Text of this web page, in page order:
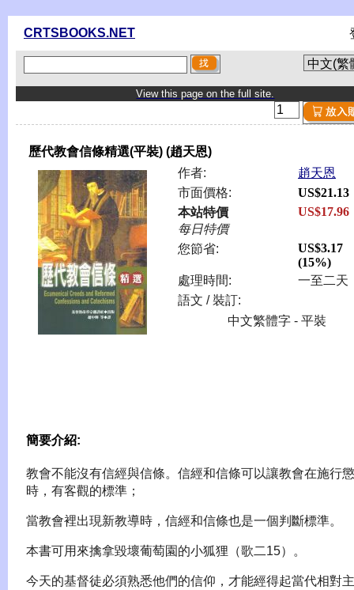
CRTSBOOKS.NET
View this page on the full site.
歷代教會信條精選(平裝) (趙天恩)
作者:
趙天恩
市面價格:
US$21.13
本站特價
每日特價
US$17.96
您節省:
US$3.17
(15%)
處理時間:
一至二天
語文 / 裝訂:
中文繁體字 - 平裝
簡要介紹:
教會不能沒有信經與信條。信經和信條可以讓教會在施行
時，有客觀的標準；
當教會裡出現新教導時，信經和信條也是一個判斷標
本書可用來擒拿毀壞葡萄園的小狐狸（歌二15）。
今天的基督徒必須熟悉他們的信仰，才能經得起當代相對